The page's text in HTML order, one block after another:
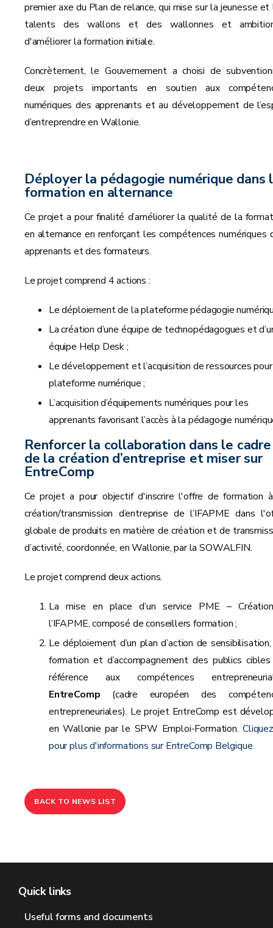
premier axe du Plan de relance, qui mise sur la jeunesse
talents des wallons et des wallonnes et
d'améliorer la formation initiale.
Concrètement, le Gouvernement a choisi de
deux projets importants en soutien aux
numériques des apprenants et au développement de
d’entreprendre en Wallonie.
Déployer la pédagogie numérique dans
formation en alternance
Ce projet a pour finalité d’améliorer la qualité de la
en alternance en renforçant les compétences numériques
apprenants et des formateurs.
Le projet comprend 4 actions :
Le déploiement de la plateforme pédagogie
La création d’une équipe de technopédagogues et
équipe Help Desk ;
Le développement et l’acquisition de ressources
plateforme numérique ;
L’acquisition d’équipements numériques pour les
apprenants favorisant l’accès à la pédagogie
Renforcer la collaboration dans le cadre
de la création d’entreprise et miser sur
EntreComp
Ce projet a pour objectif d'inscrire l'offre de formation
création/transmission d’entreprise de l’IFAPME dans
globale de produits en matière de création et de
d’activité, coordonnée, en Wallonie, par la SOWALFIN.
Le projet comprend deux actions.
La mise en place d’un service PME –
l’IFAPME, composé de conseillers formation ;
Le déploiement d’un plan d’action de
formation et d’accompagnement des publics
référence aux compétences
EntreComp (cadre européen des
entrepreneuriales). Le projet EntreComp est
en Wallonie par le SPW Emploi-Formation.
pour plus d'informations sur EntreComp Belgique.
BACK TO NEWS LIST
Quick links
Useful forms and documents